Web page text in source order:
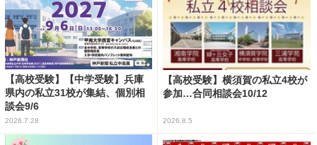
【高校受験】【中学受験】兵庫
県内の私立31校が集結、個別相
談会9/6
2026.7.28
【高校受験】横須賀の私立4校が
参加…合同相談会10/12
2026.8.5